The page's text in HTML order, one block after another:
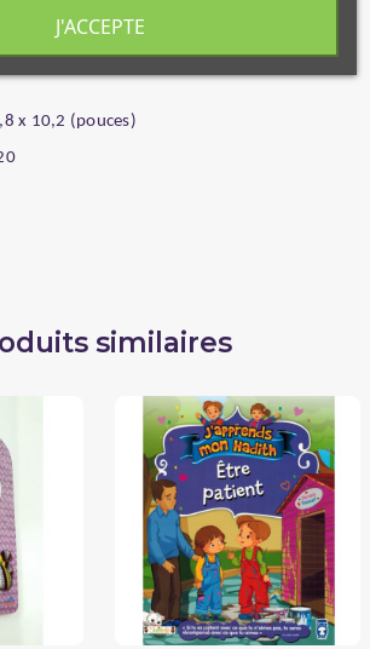
x 10,2 (pouces)
similaires
J'ACCEPTE